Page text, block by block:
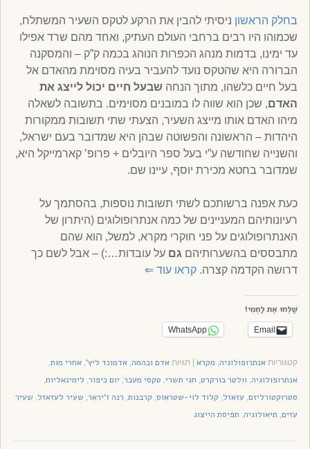
בחלק הראשון ניסיתי להבין את הרקע לטקס השעיר המשתלח,
שכמוהו היו רבים ברחבי העולם העתיק, ואחד מהם שרד אפילו
עד ימינו, בדמות מנהג הכפרות הנוהג בכמה ק”ק – והמסקנה
הברורה היא שהטקס נועד להעביר בעיה מסוימת מהאדם אל
בעל חיים כלשהו, מתוך הנחהשבעל חיים יכול לייצג את
האדם, שכן הוא שווה לו במובנים מסוימים. בתשובה לשאלה
מיהו האדם אותו מייצג השעיר, הצעתי שתי תשובות ממקורות
היהדות – הראשונה והפשוטה שבהן היא שמדובר בעם ישראל,
והשנייה שחודשה ע”י בעל ספר היובלים + פרופ’ קארמייקל היא,
שמדובר בחטא מכירת יוסף, עיינו שם.
כעת אפנה ברשותכם לשתי תשובות נוספות, בהסתמך על
רעיונותיהם המעניינים של כמה אנתרופולוגים (היתרון של
האנתרופולוגים על פני חוקרי מקרא, למשל, הוא שהם
מתבססים בהשערותיהם גם על עובדות…:) – אבל לשם כך
דרושה הקדמה קצרה.קראו עוד⇐
שַׁלְּחוּ אֶת לַחְמִי!
Email
WhatsApp
קטגוריותאנתרופולוגיה, מקרא |תגיותאדם ובהמה,אדמונד ליץ',אחרי מות,
אנתרופולוגיה, וולטר בורקרט, חגי תשרי, טקסי מעבר, יום כיפור, לימינאליות,
סטרוקטורליזם, עזאזל, קלוד לוי-שטראוס, קרבנות, רנה ז'יראר, שעיר לעזאזל, שעיר
עזים, תיאולוגיה, תפיסת הייצוג